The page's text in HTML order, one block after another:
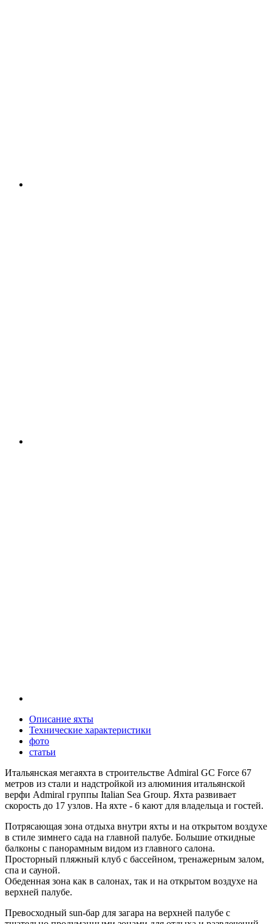
Описание яхты
Технические характеристики
фото
статьи
Итальянская мегаяхта в строительстве Admiral GC Force 67
метров из стали и надстройкой из алюминия итальянской
верфи Admiral группы Italian Sea Group. Яхта развивает
скорость до 17 узлов. На яхте - 6 кают для владельца и гостей.
Потрясающая зона отдыха внутри яхты и на открытом воздухе
в стиле зимнего сада на главной палубе. Большие откидные
балконы с панорамным видом из главного салона.
Просторный пляжный клуб с бассейном, тренажерным залом,
спа и сауной.
Обеденная зона как в салонах, так и на открытом воздухе на
верхней палубе.
Превосходный sun-бар для загара на верхней палубе с